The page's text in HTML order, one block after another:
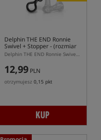
Delphin THE END Ronnie
Swivel + Stopper- (rozmiar
7)
Delphin THE END Ronnie Swivel + Stopper rozmiar 7 – krętlik do Ronnie Rig
12,99 PLN
otrzymujesz 0,15 pkt
KUP